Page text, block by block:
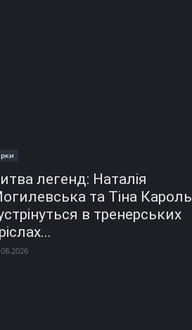
легенд: Наталія
та Тіна Кароль
в тренерських